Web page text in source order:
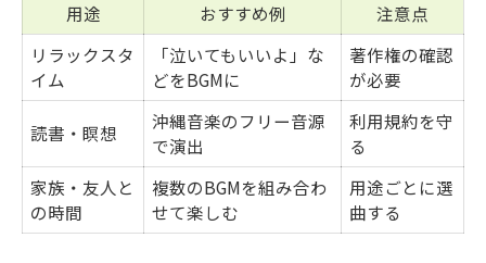
用途 おすすめ例
注意点
リラックスタ
イム
「泣いてもいいよ」な
どをBGMに
著作権の確認
が必要
読書・瞑想
沖縄音楽のフリー音源
で演出
利用規約を守
る
家族・友人と
の時間
複数のBGMを組み合わ
せて楽しむ
用途ごとに選
曲する